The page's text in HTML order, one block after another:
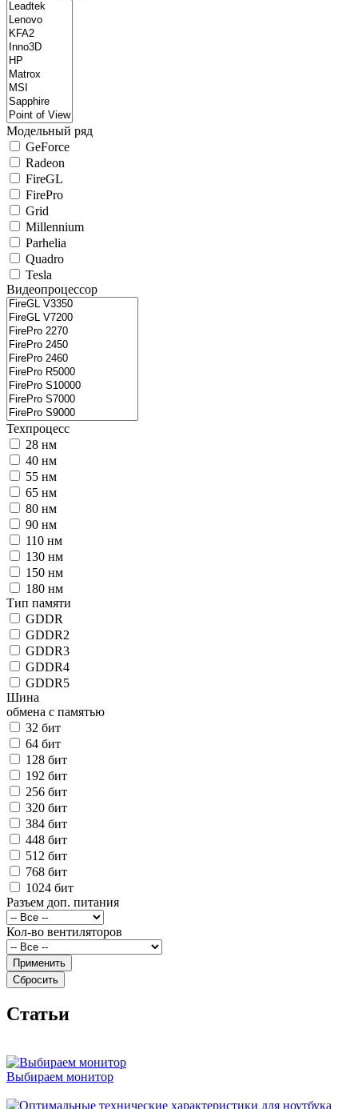
Модельный ряд
GeForce
Radeon
FireGL
FirePro
Grid
Millennium
Parhelia
Quadro
Tesla
Видеопроцессор
Техпроцесс
28 нм
40 нм
55 нм
65 нм
80 нм
90 нм
110 нм
130 нм
150 нм
180 нм
Тип памяти
GDDR
GDDR2
GDDR3
GDDR4
GDDR5
Шина
обмена с памятью
32 бит
64 бит
128 бит
192 бит
256 бит
320 бит
384 бит
448 бит
512 бит
768 бит
1024 бит
Разъем доп. питания
Кол-во вентиляторов
Cтатьи
Выбираем монитор